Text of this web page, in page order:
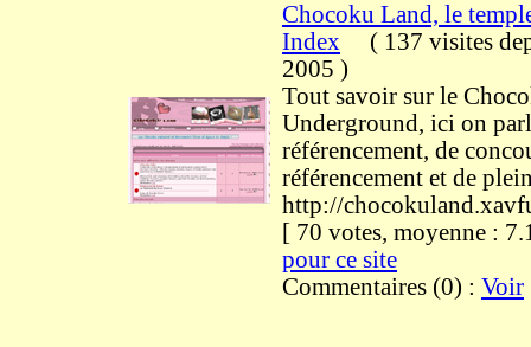
Chocoku Land, le
Index ( 137 visites
2005 )
Tout savoir sur le
Underground, ici on
référencement, de
référencement et de
http://
[ 70 votes, moyenne :
pour ce site
Commentaires (0) : Voir